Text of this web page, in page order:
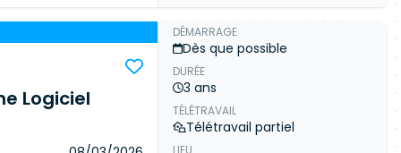
l'antivirus via
sites et des
avec
des
Logiciel
DÉMARRAGE
Dès que possible
DURÉE
3 ans
TÉLÉTRAVAIL
Télétravail partiel
LIEU